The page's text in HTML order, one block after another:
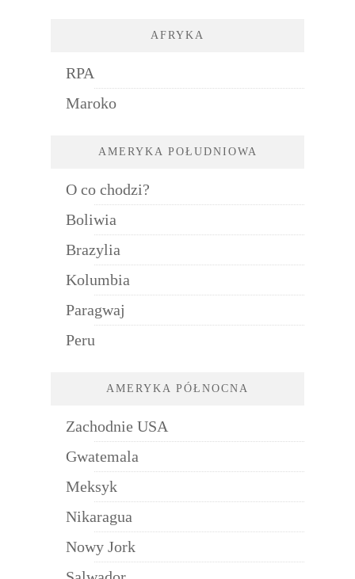
AFRYKA
RPA
Maroko
AMERYKA POŁUDNIOWA
O co chodzi?
Boliwia
Brazylia
Kolumbia
Paragwaj
Peru
AMERYKA PÓŁNOCNA
Zachodnie USA
Gwatemala
Meksyk
Nikaragua
Nowy Jork